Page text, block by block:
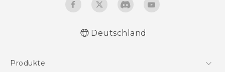
Deutschland
Produkte